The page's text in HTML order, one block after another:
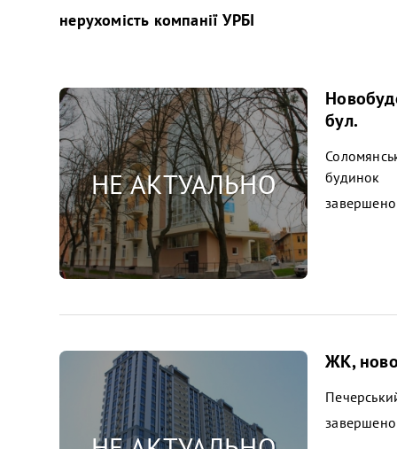
нерухомість компанії УРБІ
бул.
будинок
завершено
ЖК,
завершено